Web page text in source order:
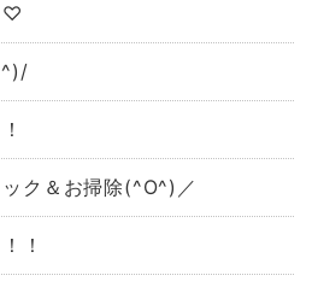
♡
ク＆お掃除(^O^)／
！